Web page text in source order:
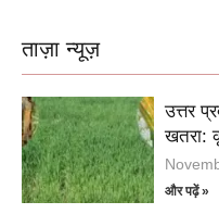
ताज़ा न्यूज़
उत्तर
खतरा:
और पढ़ें »